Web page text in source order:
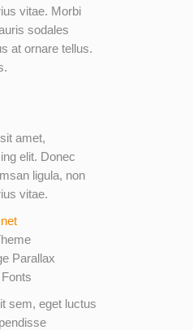
vitae. Morbi
sodales
at ornare tellus.
amet,
elit. Donec
ligula, non
vitae.
Parallax
sem, eget luctus